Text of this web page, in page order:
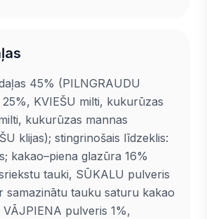
45% (PILNGRAUDU
KVIEŠU milti, kukurūzas
kukurūzas mannas
klijas); stingrinošais līdzeklis:
kakao–piena glazūra 16%
tauki, SŪKALU pulveris
samazinātu tauku saturu kakao
pulveris 1%,